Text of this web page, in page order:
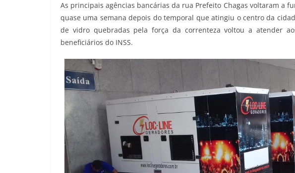
As principais agências bancárias da rua Prefeito Chagas voltaram a
quase uma semana depois do temporal que atingiu o centro da
de vidro quebradas pela força da correnteza voltou a atender
beneficiários do INSS.